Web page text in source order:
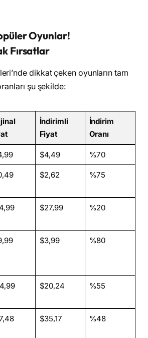
Oyunlar!
Fırsatlar
dikkat çeken oyunların tam
şu şekilde:
İndirimli
Fiyat
İndirim
Oranı
$4,49 %70
$2,62 %75
$27,99 %20
$3,99 %80
$20,24 %55
$35,17 %48